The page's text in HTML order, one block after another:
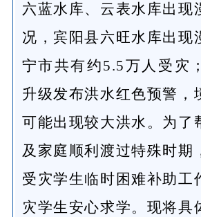
六蓝水库、云表水库出现
况，宾阳县六旺水库出现
宁市共有约5.5万人受灾
升级发布洪水红色预警，
可能出现较大洪水。为了
及家庭顺利渡过特殊时期
受灾学生临时困难补助工
灾学生安心求学。现将具